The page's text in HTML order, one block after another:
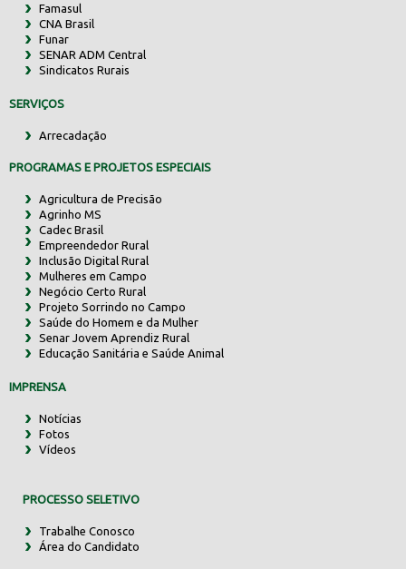
Famasul
CNA Brasil
Funar
SENAR ADM Central
Sindicatos Rurais
SERVIÇOS
Arrecadação
PROGRAMAS E PROJETOS ESPECIAIS
Agricultura de Precisão
Agrinho MS
Cadec Brasil
Empreendedor Rural
Inclusão Digital Rural
Mulheres em Campo
Negócio Certo Rural
Projeto Sorrindo no Campo
Saúde do Homem e da Mulher
Senar Jovem Aprendiz Rural
Educação Sanitária e Saúde Animal
IMPRENSA
Notícias
Fotos
Vídeos
PROCESSO SELETIVO
Trabalhe Conosco
Área do Candidato